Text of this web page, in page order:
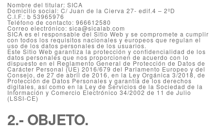
Nombre del titular: SICA
Domicilio social: C/ Juan de la Cierva 27- edif.4 – 2ºD
C.I.F.: b 53965976
Teléfono de contacto: 966612580
Correo electrónico: sica@sicalab.com
SICA es el responsable del Sitio Web y se compromete a cumplir
con todos los requisitos nacionales y europeos que regulan el
uso de los datos personales de los usuarios.
Este Sitio Web garantiza la protección y confidencialidad de los
datos personales que nos proporcionen de acuerdo con lo
dispuesto en el Reglamento General de Protección de Datos de
Carácter Personal (UE) 2016/679 del Parlamento Europeo y del
Consejo, de 27 de abril de 2016, en la Ley Orgánica 3/2018, de
Protección de Datos Personales y garantía de los derechos
digitales, así como en la Ley de Servicios de la Sociedad de la
Información y Comercio Electrónico 34/2002 de 11 de Julio
(LSSI-CE)
2.- OBJETO.